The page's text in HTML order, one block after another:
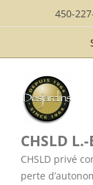
au
450-
CHSLD
CHSLD privé
perte